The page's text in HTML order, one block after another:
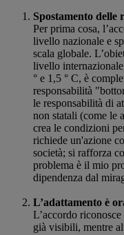
Spostamento delle
Per prima cosa,
livello nazionale e
scala globale.
livello
° e 1,5 ° C, è
responsabilità
le responsabilità di
non statali (come le
crea le condizioni
richiede un'azione
società; si rafforza
problema è il mio
dipendenza dal
L’adattamento è
L’accordo
già visibili, mentre